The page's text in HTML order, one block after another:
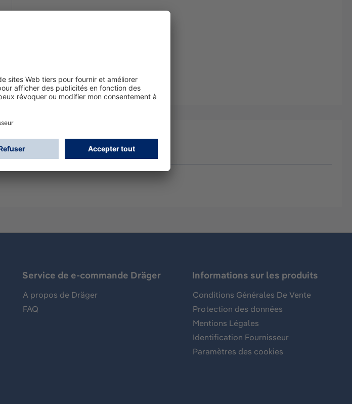
Service de e-commande Dräger
A propos de Dräger
FAQ
Informations sur les produits
Conditions Générales De Vente
Protection des données
Mentions Légales
Identification Fournisseur
Paramètres des cookies